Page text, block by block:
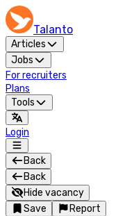
Talanto
Articles
Jobs
For recruiters
Plans
Tools
Login
Back
Back
Hide vacancy
Save
Report